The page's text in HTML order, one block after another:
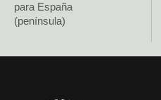
para España
(península)